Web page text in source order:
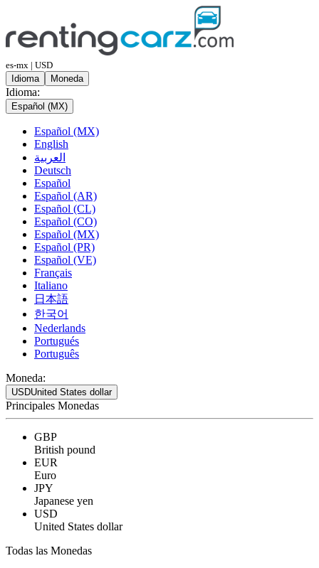
es-mx | USD
Idioma
Moneda
Idioma:
Español (MX)
Español (MX)
English
العربية
Deutsch
Español
Español (AR)
Español (CL)
Español (CO)
Español (MX)
Español (PR)
Español (VE)
Français
Italiano
日本語
한국어
Nederlands
Portugués
Português
Moneda:
USDUnited States dollar
Principales Monedas
GBP
British pound
EUR
Euro
JPY
Japanese yen
USD
United States dollar
Todas las Monedas